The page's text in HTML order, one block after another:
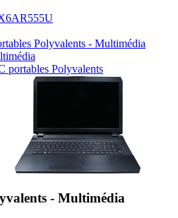
portables Polyvalents
- Multimédia